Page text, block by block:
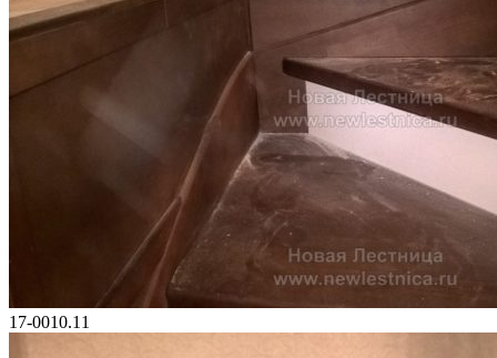
17-0010.11